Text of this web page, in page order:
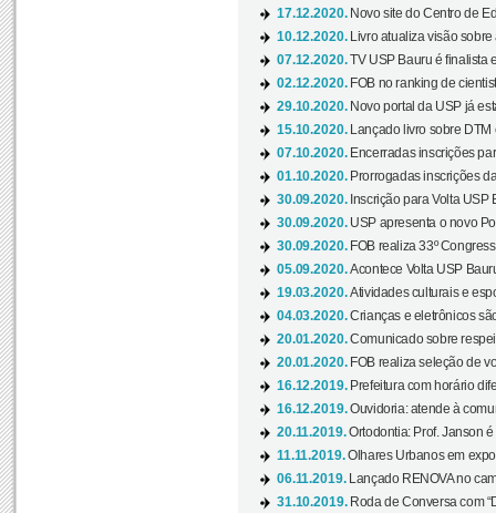
17.12.2020. Novo site do Centro de
10.12.2020.
Livro atualiza visão
07.12.2020.TV USP Bauru é finalista
02.12.2020. FOB no ranking de
29.10.2020. Novo portal da USP já
15.10.2020.
Lançado livro sobre
07.10.2020. Encerradas inscrições
01.10.2020. Prorrogadas inscrições
30.09.2020. Inscrição para Volta USP
30.09.2020. USP apresenta o novo
30.09.2020. FOB realiza 33º
05.09.2020.Acontece Volta USP
19.03.2020.Atividades culturais e
04.03.2020.Crianças e eletrônicos
20.01.2020.Comunicado sobre
20.01.2020. FOB realiza seleção de
16.12.2019. Prefeitura com horário
16.12.2019.Ouvidoria: atende à
20.11.2019.Ortodontia: Prof. Janson
11.11.2019.Olhares Urbanos em
06.11.2019.
Lançado RENOVA no
31.10.2019. Roda de Conversa com